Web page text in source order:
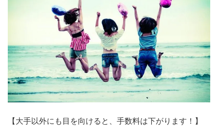
【大手以外にも目を向けると、手数料は下がります！】